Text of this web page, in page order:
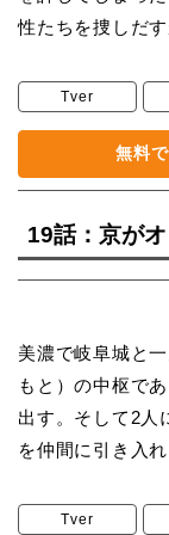
性たちを捜しだ
Tver
無料
19話：京が
美濃で岐阜城と
もと）の中枢で
出す。そして2人
を仲間に引き入
Tver